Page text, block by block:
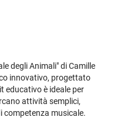
degli Animali" di Camille
innovativo, progettato
educativo è ideale per
attività semplici,
competenza musicale.